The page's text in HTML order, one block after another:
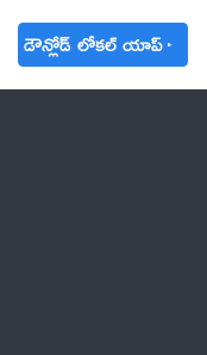
డౌన్లోడ్ లోకల్ యాప్